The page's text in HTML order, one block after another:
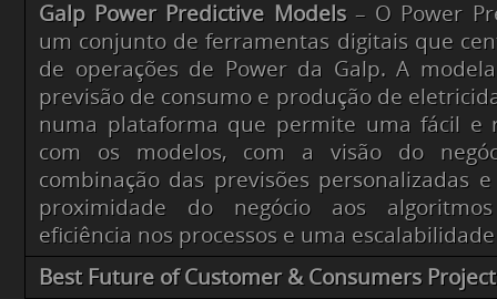
Galp Power Predictive Models– O Power
um conjunto de ferramentas digitais que
de operações de Power da Galp. A
previsão de consumo e produção de
numa plataforma que permite uma fácil e
com os modelos, com a visão do
combinação das previsões personalizadas
proximidade do negócio aos
eficiência nos processos e uma
Best Future of Customer & Consumers Project